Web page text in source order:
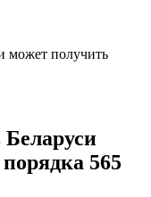
может получить
Беларуси
565